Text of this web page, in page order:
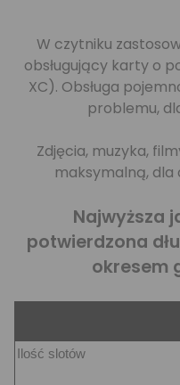
W czytniku
obsługujący karty o
XC). Obsługa
problemu,
Zdjęcia, muzyka,
maksymalną,
Najwyższa
potwierdzona
okresem
Ilość slotów